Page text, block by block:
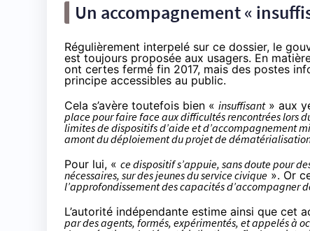
Un accompagnement «
Régulièrement interpelé sur ce dossier, le
est toujours proposée aux usagers. En
ont certes fermé fin 2017, mais des postes
principe accessibles au public.
Cela s’avère toutefois bien « insuffisant» aux
place pour faire face aux difficultés rencontrées lors
limites de dispositifs d’aide et d’accompagnement
amont du déploiement du projet de
Pour lui, « ce dispositif s’appuie, sans doute pour
nécessaires, sur des jeunes du service civique ». Or
l’approfondissement des capacités d’accompagner
L’autorité indépendante estime ainsi que cet
par des agents, formés, expérimentés, et appelés à